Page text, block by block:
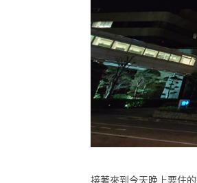
接著來到今天晚上要住